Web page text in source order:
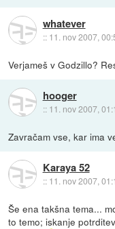
whatever
:: 11. nov 2007,
Verjameš v Godzillo?
hooger
:: 11. nov 2007,
Zavračam vse, kar ima
Karaya 52
:: 11. nov 2007,
Še ena takšna tema...
to temo; iskanje